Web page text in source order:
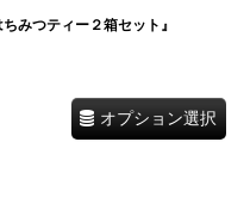
みつティー２箱セット』
オプション選択